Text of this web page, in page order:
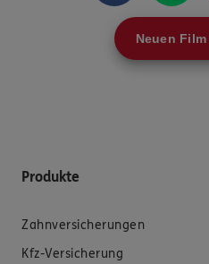
Produkte
Zahnversicherungen
Kfz-Versicherung